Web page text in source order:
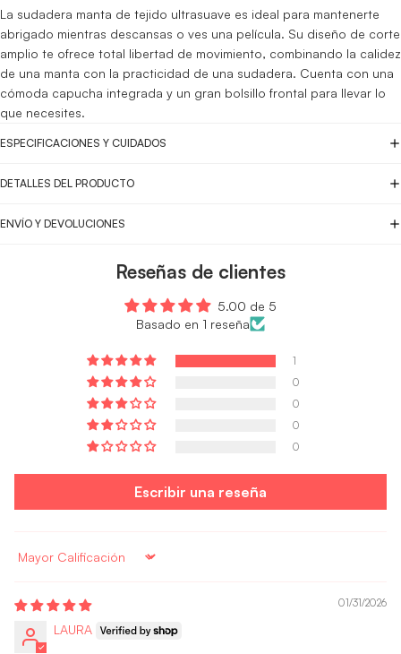
La sudadera manta de tejido ultrasuave es ideal para mantenerte
abrigado mientras descansas o ves una película. Su diseño de corte
amplio te ofrece total libertad de movimiento, combinando la calidez
de una manta con la practicidad de una sudadera. Cuenta con una
cómoda capucha integrada y un gran bolsillo frontal para llevar lo
que necesites.
ESPECIFICACIONES Y CUIDADOS
DETALLES DEL PRODUCTO
ENVÍO Y DEVOLUCIONES
Reseñas de clientes
5.00 de 5
Basado en 1 reseña
1
0
0
0
0
Escribir una reseña
Sort by
01/31/2026
LAURA